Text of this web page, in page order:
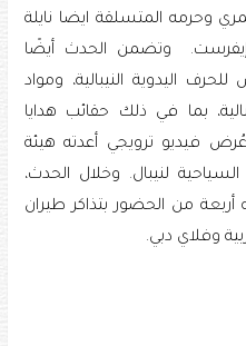
وحرمه المتسلقة ايضا نايلة
إيفرست. وتضمن الحدث أيضًا
اليدوية النيبالية، ومواد
بما في ذلك حقائب هدايا
عُرض فيديو ترويجي أعدته هيئة
السياحية لنيبال. وخلال الحدث،
من الحضور بتذاكر طيران
وفلاي دبي.